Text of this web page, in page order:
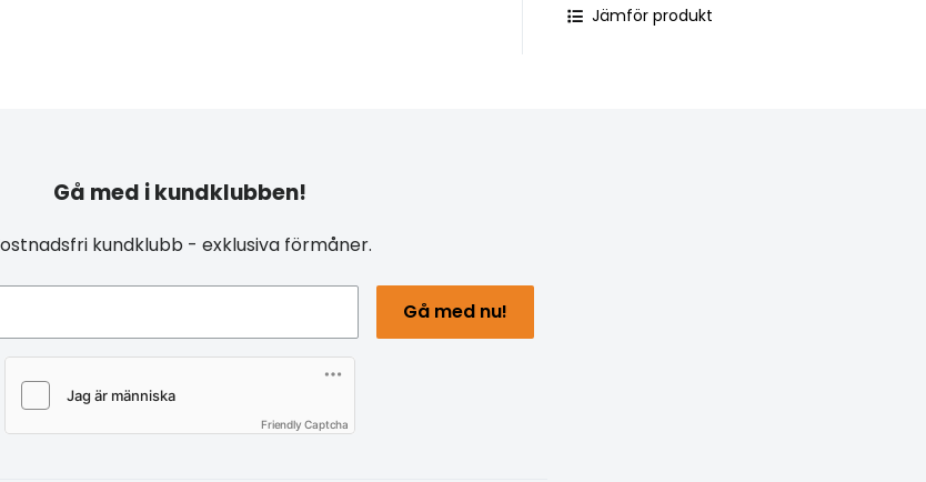
Jämför produkt
Gå med i kundklubben!
kundklubb - exklusiva förmåner.
Gå med nu!
Friendly Captcha